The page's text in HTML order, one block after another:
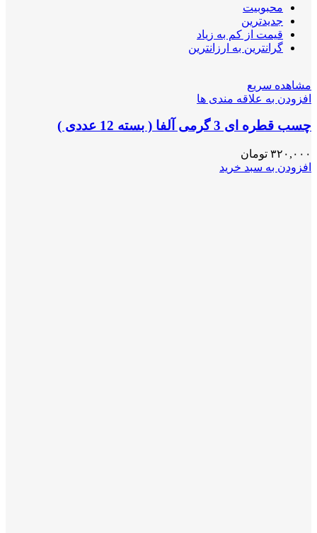
محبوبیت
جدیدترین
قیمت از کم به زیاد
گرانترین به ارزانترین
مشاهده سریع
افزودن به علاقه مندی ها
چسب قطره ای 3 گرمی آلفا ( بسته 12 عددی )
۳۲۰,۰۰۰ تومان
افزودن به سبد خرید